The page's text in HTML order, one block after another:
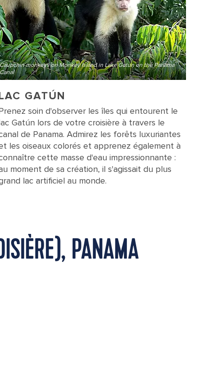
Caupchin monkeys on Monkey Island in Lake Gatun on the Panama
Canal
GATÚN
soin d'observer les îles qui entourent le
Gatún lors de votre croisière à travers le
de Panama. Admirez les forêts luxuriantes
les oiseaux colorés et apprenez également à
cette masse d'eau impressionnante :
moment de sa création, il s'agissait du plus
lac artificiel au monde.
PANAMA